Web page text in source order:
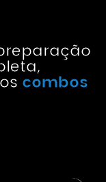
combos